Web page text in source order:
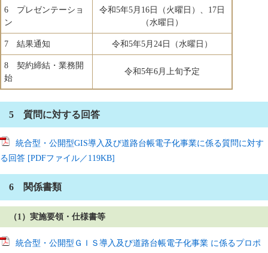
6 プレゼンテーショ
ン
令和5年5月16日（火曜日）、17日
（水曜日）
7 結果通知 令和5年5月24日（水曜日）
8 契約締結・業務開
始
令和5年6月上旬予定
5 質問に対する回答
統合型・公開型GIS導入及び道路台帳電子化事業に係る質問に対す
る回答 [PDFファイル／119KB]
6 関係書類
（1）実施要領・仕様書等
統合型・公開型ＧＩＳ導入及び道路台帳電子化事業 に係るプロポ